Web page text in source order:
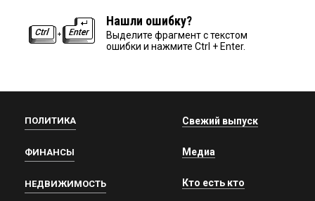
Нашли ошибку?
Выделите фрагмент с текстом
ошибки и нажмите Ctrl + Enter.
ПОЛИТИКА
ФИНАНСЫ
НЕДВИЖИМОСТЬ
Свежий выпуск
Медиа
Кто есть кто